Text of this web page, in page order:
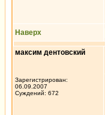
Наверх
максим дентовский
Зарегистрирован:
06.09.2007
Суждений: 672